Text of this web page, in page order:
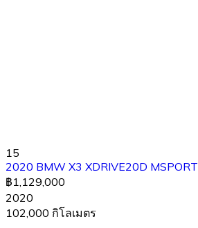
15
2020 BMW X3 XDRIVE20D MSPORT
฿1,129,000
2020
102,000 กิโลเมตร